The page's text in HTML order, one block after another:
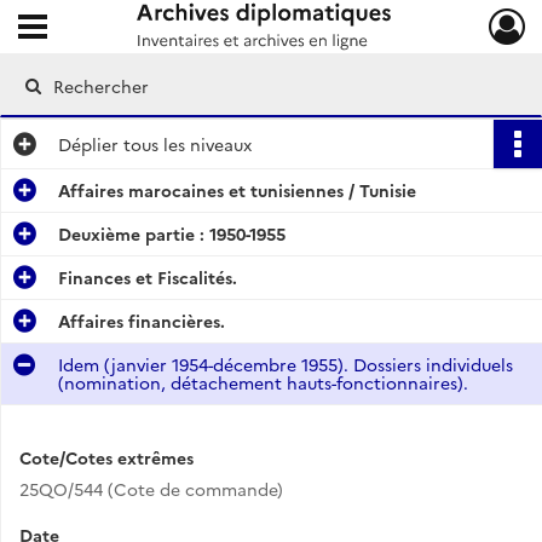
Archives diplomatiques
Ouvrir le menu déroulant
Déplier tous les niveaux
Affaires marocaines et tunisiennes / Tunisie
Deuxième partie : 1950-1955
Finances et Fiscalités.
Affaires financières.
Idem (janvier 1954-décembre 1955). Dossiers individuels
(nomination, détachement hauts-fonctionnaires).
Cote/Cotes extrêmes
25QO/544 (Cote de commande)
Date